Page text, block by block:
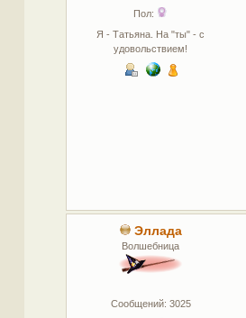
Пол:
Я - Татьяна. На "ты" - с
удовольствием!
Эллада
Волшебница
Сообщений: 3025